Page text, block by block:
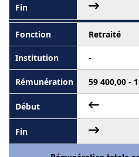
Retraité
-
59 400,00 -